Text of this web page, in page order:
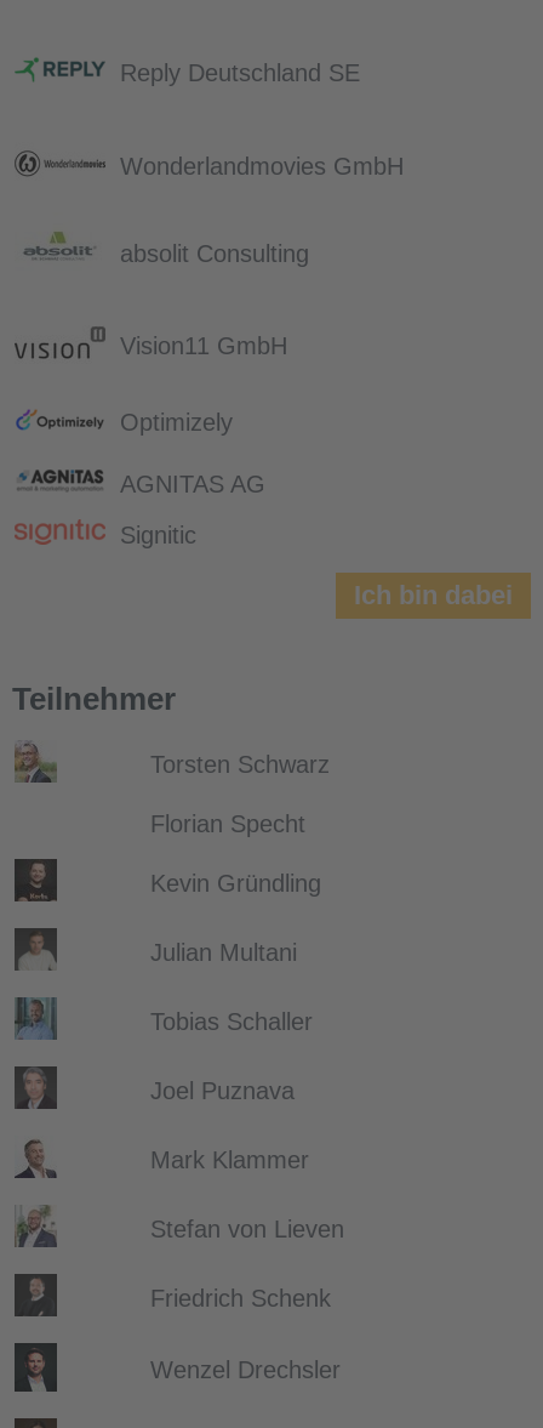
Reply Deutschland SE
Wonderlandmovies GmbH
absolit Consulting
Vision11 GmbH
Optimizely
AGNITAS AG
Signitic
Ich bin dabei
Teilnehmer
Torsten Schwarz
Florian Specht
Kevin Gründling
Julian Multani
Tobias Schaller
Joel Puznava
Mark Klammer
Stefan von Lieven
Friedrich Schenk
Wenzel Drechsler